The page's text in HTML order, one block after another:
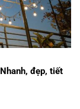
đẹp, tiết